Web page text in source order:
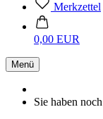
Merkzettel
0,00 EUR
Menü
Sie haben